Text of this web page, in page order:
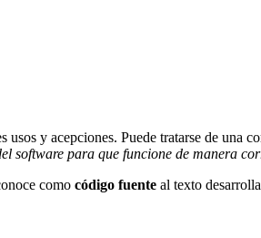
usos y acepciones. Puede tratarse de una
software para que funcione de manera
como código fuente al texto